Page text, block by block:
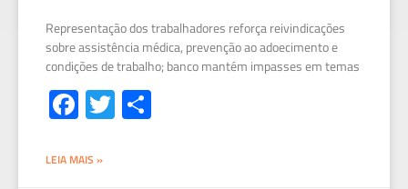
Representação dos trabalhadores reforça reivindicações
sobre assistência médica, prevenção ao adoecimento e
condições de trabalho; banco mantém impasses em temas
Fa
ce
b
T
wi
LEIA MAIS »